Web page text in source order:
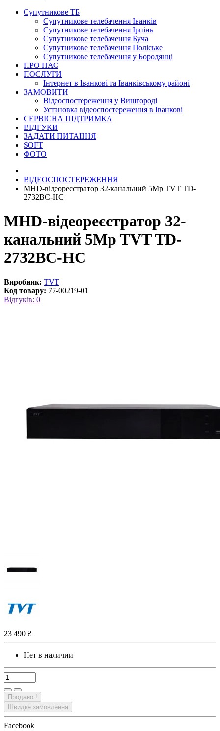
Супутникове ТБ
Супутникове телебачення Іванків
Супутникове телебачення Ірпінь
Супутникове телебачення Буча
Супутникове телебачення Поліське
Супутникове телебачення у Бородянці
ПРО НАС
ПОСЛУГИ
Інтернет в Іванкові та Іванківському районі
ЗАМОВИТИ
Відеоспостереження у Вишгороді
Установка відеоспостереження в Іванкові
СЕРВІСНА ПІДТРИМКА
ВІДГУКИ
ЗАДАТИ ПИТАННЯ
SOFT
ФОТО
ВІДЕОСПОСТЕРЕЖЕННЯ
MHD-відеореєстратор 32-канальний 5Mp TVT TD-
2732BC-HC
MHD-відеореєстратор 32-
канальний 5Mp TVT TD-
2732BC-HC
Виробник: TVT
Код товару: 77-00219-01
Відгуків: 0
23 490 ₴
Нет в наличии
Продано !
Швидке замовлення
Facebook